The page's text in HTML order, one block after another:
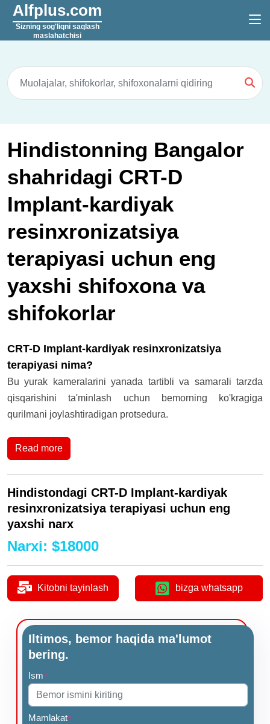
Alfplus.com
Sizning sog'liqni saqlash
maslahatchisi
Hindistonning Bangalor
shahridagi CRT-D
Implant-kardiyak
resinxronizatsiya
terapiyasi uchun eng
yaxshi shifoxona va
shifokorlar
CRT-D Implant-kardiyak resinxronizatsiya
terapiyasi nima?
Bu yurak kameralarini yanada tartibli va samarali tarzda
qisqarishini ta'minlash uchun bemorning ko'kragiga
qurilmani joylashtiradigan protsedura.
Read more
Hindistondagi CRT-D Implant-kardiyak
resinxronizatsiya terapiyasi uchun eng
yaxshi narx
Narxi: $18000
Kitobni tayinlash bizga whatsapp
Iltimos, bemor haqida ma'lumot
bering.
Ism*
Mamlakat*